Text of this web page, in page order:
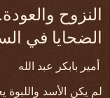
النزوح
الضحايا في
أمير بابكر عبد الله
لم يكن الأسد